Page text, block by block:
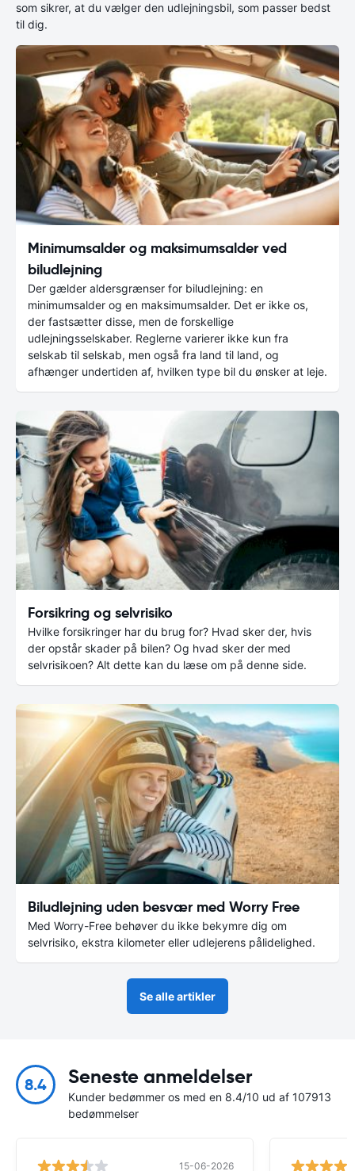
som sikrer, at du vælger den udlejningsbil, som passer bedst
til dig.
Minimumsalder og maksimumsalder ved
biludlejning
Der gælder aldersgrænser for biludlejning: en
minimumsalder og en maksimumsalder. Det er ikke os,
der fastsætter disse, men de forskellige
udlejningsselskaber. Reglerne varierer ikke kun fra
selskab til selskab, men også fra land til land, og
afhænger undertiden af, hvilken type bil du ønsker at leje.
Forsikring og selvrisiko
Hvilke forsikringer har du brug for? Hvad sker der, hvis
der opstår skader på bilen? Og hvad sker der med
selvrisikoen? Alt dette kan du læse om på denne side.
Biludlejning uden besvær med Worry Free
Med Worry-Free behøver du ikke bekymre dig om
selvrisiko, ekstra kilometer eller udlejerens pålidelighed.
Se alle artikler
8.4 Seneste anmeldelser
Kunder bedømmer os med en 8.4/10 ud af 107913
bedømmelser
15-06-2026